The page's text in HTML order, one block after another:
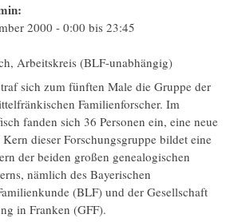
2000 - 0:00 bis 23:45
Arbeitskreis (BLF-unabhängig)
sich zum fünften Male die Gruppe der
Familienforscher. Im
fanden sich 36 Personen ein, eine neue
dieser Forschungsgruppe bildet eine
der beiden großen genealogischen
nämlich des Bayerischen
(BLF) und der Gesellschaft
in Franken (GFF).